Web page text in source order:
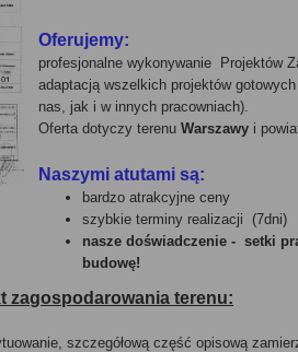
Oferujemy:
profesjonalne wykonywanie Projektów
adaptacją wszelkich projektów
nas, jak i w innych pracowniach).
Oferta dotyczy terenu Warszawyi
Naszymi atutami są:
bardzo atrakcyjne ceny
szybkie terminy realizacji (7dni)
nasze doświadczenie - setki
budowę!
zagospodarowania terenu:
szczegółową część opisową